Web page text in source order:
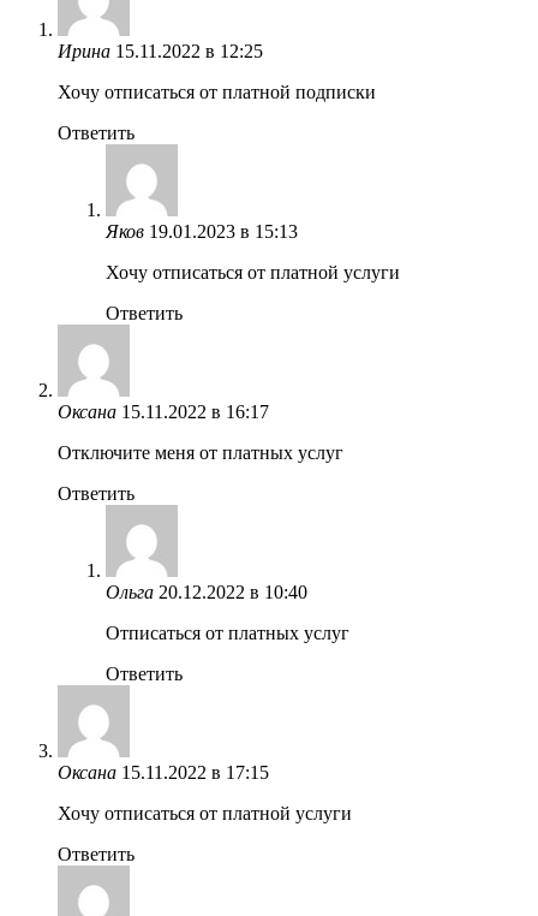
Ирина 15.11.2022 в 12:25
Хочу отписаться от платной подписки
Ответить
Яков 19.01.2023 в 15:13
Хочу отписаться от платной услуги
Ответить
Оксана 15.11.2022 в 16:17
Отключите меня от платных услуг
Ответить
Ольга 20.12.2022 в 10:40
Отписаться от платных услуг
Ответить
Оксана 15.11.2022 в 17:15
Хочу отписаться от платной услуги
Ответить